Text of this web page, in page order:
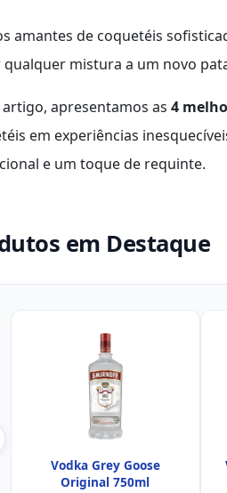
amantes de coquetéis
qualquer mistura a um novo
artigo, apresentamos as 4
em experiências
e um toque de requinte.
em Destaque
Vodka Grey Goose
Original 750ml